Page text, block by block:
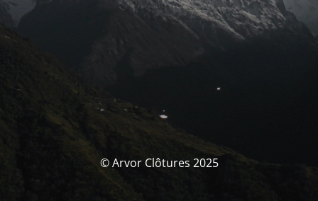
© Arvor Clôtures 2025